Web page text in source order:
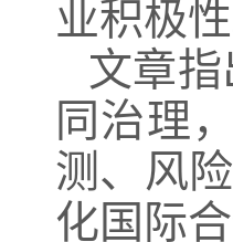
业积极性
文章
同治理
测、风
化国际